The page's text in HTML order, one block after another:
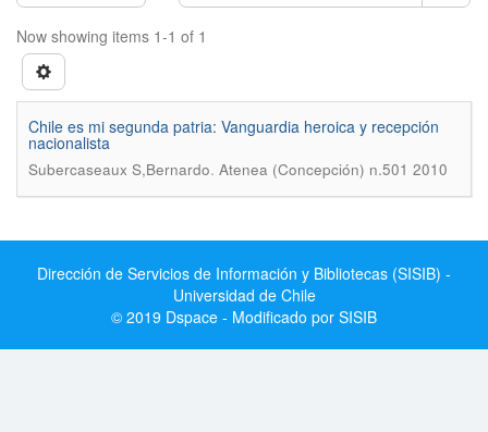
Now showing items 1-1 of 1
Chile es mi segunda patria: Vanguardia heroica y recepción
nacionalista
Subercaseaux S,Bernardo. Atenea (Concepción) n.501 2010
Dirección de Servicios de Información y Bibliotecas (SISIB) -
Universidad de Chile
© 2019 Dspace - Modificado por SISIB